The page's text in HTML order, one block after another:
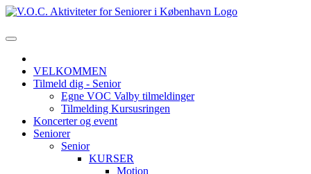
VELKOMMEN
Tilmeld dig - Senior
Egne VOC Valby tilmeldinger
Tilmelding Kursusringen
Koncerter og event
Seniorer
Senior
KURSER
Motion